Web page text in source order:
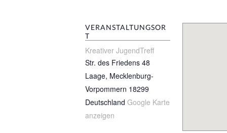
VERANSTALTUNGSOR
T
Kreativer JugendTreff
Str. des Friedens 48
Laage, Mecklenburg-
Vorpommern 18299
Deutschland Google Karte
anzeigen